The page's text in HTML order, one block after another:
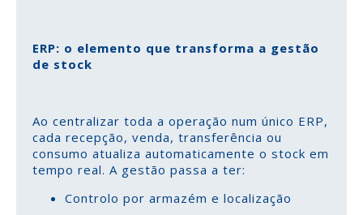
ERP: o elemento que transforma a gestão
de stock
Ao centralizar toda a operação num único ERP,
cada recepção, venda, transferência ou
consumo atualiza automaticamente o stock em
tempo real. A gestão passa a ter:
Controlo por armazém e localização